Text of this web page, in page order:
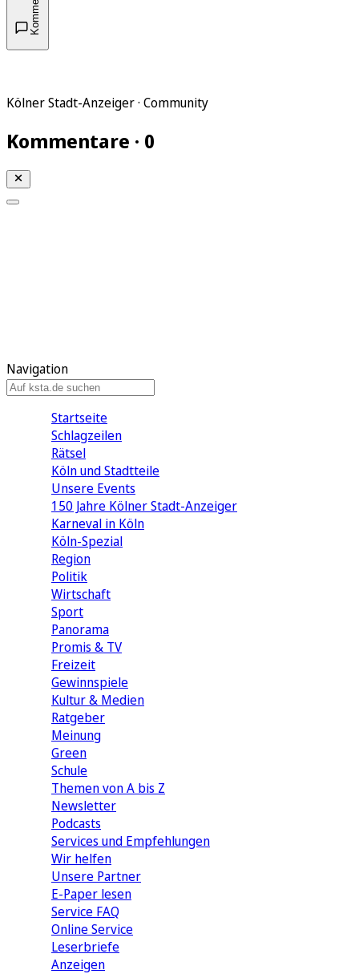
Kölner Stadt-Anzeiger · Community
Kommentare · 0
Navigation
Startseite
Schlagzeilen
Rätsel
Köln und Stadtteile
Unsere Events
150 Jahre Kölner Stadt-Anzeiger
Karneval in Köln
Köln-Spezial
Region
Politik
Wirtschaft
Sport
Panorama
Promis & TV
Freizeit
Gewinnspiele
Kultur & Medien
Ratgeber
Meinung
Green
Schule
Themen von A bis Z
Newsletter
Podcasts
Services und Empfehlungen
Wir helfen
Unsere Partner
E-Paper lesen
Service FAQ
Online Service
Leserbriefe
Anzeigen